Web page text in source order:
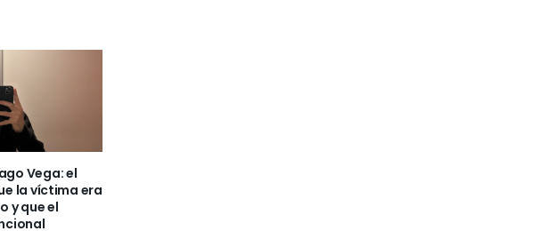
Vega: el
la víctima era
y que el